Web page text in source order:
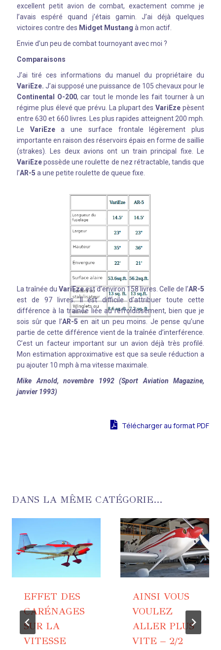
excellent petit avion de combat, exactement comme je
l’avais espéré quand j’étais gamin. J’ai déjà quelques
victoires contre des Midget Mustang à mon actif.
Envie d’un peu de combat tournoyant avec moi ?
Comparaisons
J’ai tiré ces informations du manuel du propriétaire du
VariEze. J’ai supposé une puissance de 105 chevaux pour le
Continental O-200, car tout le monde les fait tourner à un
régime plus élevé que prévu. La plupart desVariEze pèsent
entre 630 et 660 livres. Les plus rapides atteignent 200 mph.
Le VariEzea une surface frontale légèrement plus
importante en raison des réservoirs épais en forme de saillie
(strakes). Les deux avions ont un train principal fixe. Le
VariEzepossède une roulette de nez rétractable, tandis que
l’AR-5 a une petite roulette de queue fixe.
La traînée du VariEzeest d’environ 158 livres. Celle de l’AR-5
est de 97 livres. Il est difficile d’attribuer toute cette
différence à la traînée liée au refroidissement, bien que je
sois sûr que l’AR-5 en ait un peu moins. Je pense qu’une
partie de cette différence vient de la traînée d’interférence.
C’est un facteur important sur un avion déjà très profilé.
Mon estimation approximative est que sa seule réduction a
pu ajouter 10 mph à ma vitesse maximale.
Mike Arnold, novembre 1992 (Sport Aviation Magazine,
janvier 1993)
Télécharger au format PDF
DANS LA MÊME CATÉGORIE...
EFFET DES
CARÉNAGES
SUR LA
VITESSE
AINSI VOUS
VOULEZ
ALLER PLUS
VITE – 2/2